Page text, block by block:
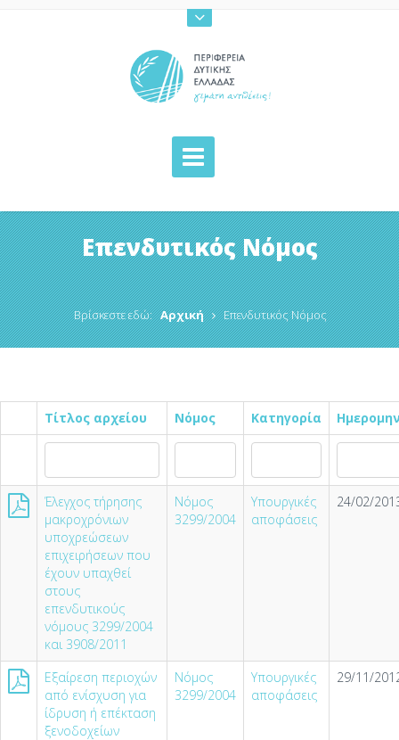
Επενδυτικός Νόμος
Βρίσκεστε εδώ: Αρχική Επενδυτικός Νόμος
Τίτλος αρχείου Νόμος Κατηγορία
Έλεγχος τήρησης
μακροχρόνιων
υποχρεώσεων
επιχειρήσεων που
έχουν υπαχθεί
στους
επενδυτικούς
νόμους 3299/2004
και 3908/2011
Νόμος
3299/2004
Υπουργικές
αποφάσεις
24/02/
Εξαίρεση περιοχών
από ενίσχυση για
ίδρυση ή επέκταση
ξενοδοχείων
Νόμος
3299/2004
Υπουργικές
αποφάσεις
29/11/